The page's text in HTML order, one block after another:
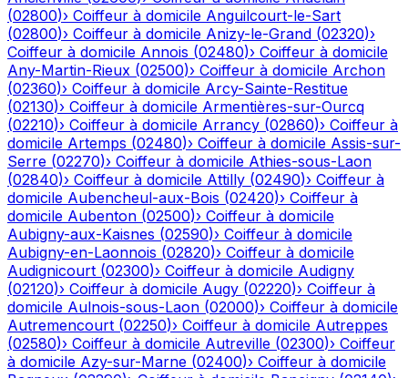
(02800)› Coiffeur à domicile Anguilcourt-le-Sart
(02800)› Coiffeur à domicile Anizy-le-Grand (02320)›
Coiffeur à domicile Annois (02480)› Coiffeur à domicile
Any-Martin-Rieux (02500)› Coiffeur à domicile Archon
(02360)› Coiffeur à domicile Arcy-Sainte-Restitue
(02130)› Coiffeur à domicile Armentières-sur-Ourcq
(02210)› Coiffeur à domicile Arrancy (02860)› Coiffeur à
domicile Artemps (02480)› Coiffeur à domicile Assis-sur-
Serre (02270)› Coiffeur à domicile Athies-sous-Laon
(02840)› Coiffeur à domicile Attilly (02490)› Coiffeur à
domicile Aubencheul-aux-Bois (02420)› Coiffeur à
domicile Aubenton (02500)› Coiffeur à domicile
Aubigny-aux-Kaisnes (02590)› Coiffeur à domicile
Aubigny-en-Laonnois (02820)› Coiffeur à domicile
Audignicourt (02300)› Coiffeur à domicile Audigny
(02120)› Coiffeur à domicile Augy (02220)› Coiffeur à
domicile Aulnois-sous-Laon (02000)› Coiffeur à domicile
Autremencourt (02250)› Coiffeur à domicile Autreppes
(02580)› Coiffeur à domicile Autreville (02300)› Coiffeur
à domicile Azy-sur-Marne (02400)› Coiffeur à domicile